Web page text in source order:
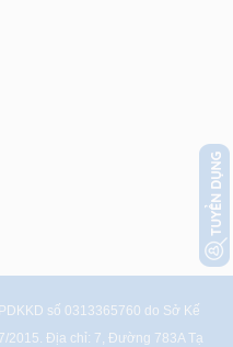
số 0313365760 do Sở Kế
2015. Địa chỉ: 7, Đường 783A Tạ